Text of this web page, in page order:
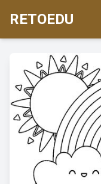
RETOEDU